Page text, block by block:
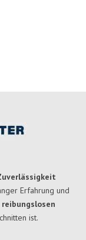
Erfahrung und
reibungslosen
ist.